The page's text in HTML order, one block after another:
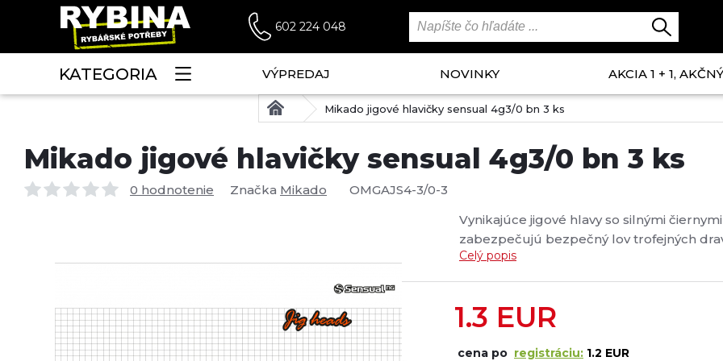
602 224 048
KATEGORIA VÝPREDAJ NOVINKY AKCIA 1 + 1,
Mikado jigové hlavičky sensual 4g3/0 bn 3 ks
Mikado jigové hlavičky sensual 4g3/0 bn 3 ks
0 hodnotenie Značka Mikado
OMGAJS4-3/0-3
Vynikajúce jigové hlavy so silnými
zabezpečujú bezpečný lov trofejných
Celý popis
1.3 EUR
cena po registráciu: 1.2 EUR